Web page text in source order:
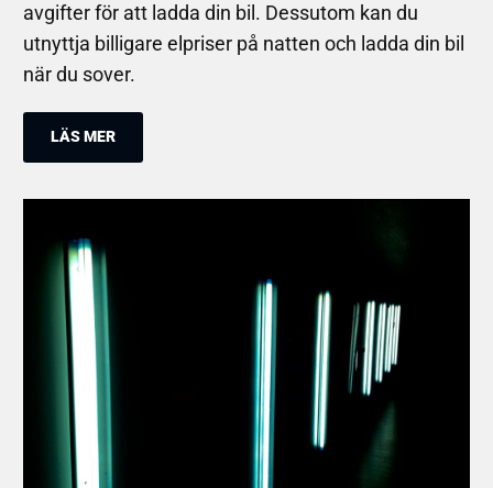
avgifter för att ladda din bil. Dessutom kan du
utnyttja billigare elpriser på natten och ladda din bil
när du sover.
LÄS MER